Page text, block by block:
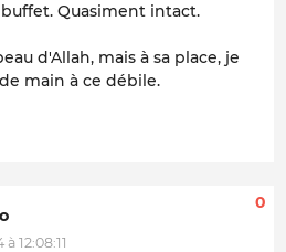
Quasiment intact.
d'Allah, mais à sa place, je
main à ce débile.
12:08:11
0